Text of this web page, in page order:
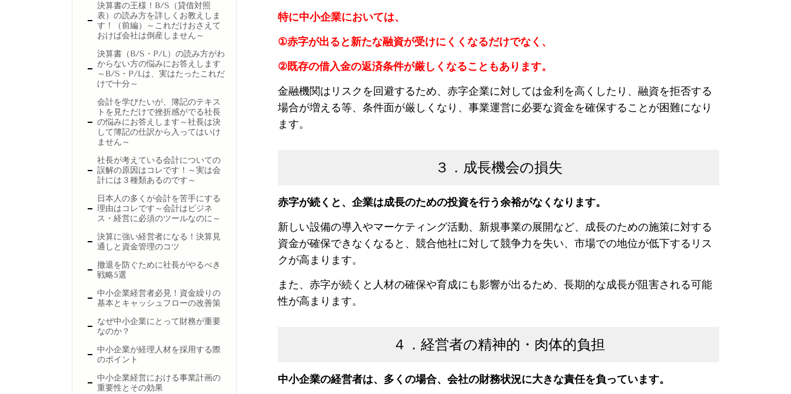
特に中小企業においては、
①赤字が出ると新たな融資が受けにくくなるだけでなく 、
②既存の借入金の返済条件が厳しくなることもあります。
金融機関はリスクを回避するため、赤字企業に対しては金利を高く したり 、 融資を拒否する
場合が増え る等、 条件面が厳しくなり、 事業運営に必要な資金を確保することが困難になり
ます。
３．成長機会の損失
赤字が続くと、企業は成長のための投資を行う余裕がなくなります。
新しい設備の導入やマーケティング活動、新規事業の展開など、成長のための施策に対する
資金が確保できなくなると、競合他社に対して競争力を失い、市場での地位が低下するリス
クが高まります。
また、赤字が続くと人材の確保や育成にも影響が出るため、長期的な成長が阻害される可能
性が高まります。
４．経営者の精神的・肉体的負担
中小企業の経営者は、多くの場合、会社の財務状況に大きな責任を負っています。
決算書の王様！B/S（貸借対照
表）の読み方を詳しくお教えしま
す！（前編）～これだけおさえて
おけば会社は倒産しません～
決算書（B/S・P/L）の読み方がわ
からない方の悩みにお答えします
～B/S・P/Lは、実はたったこれだ
けで十分～
会計を学びたいが、簿記のテキス
トを見ただけで挫折感がでる社長
の悩みにお答えします～社長は決
して簿記の仕訳から入ってはいけ
ません～
社長が考えている会計についての
誤解の原因はコレです！～実は会
計には３種類あるのです～
日本人の多くが会計を苦手にする
理由はコレです～会計はビジネ
ス・経営に必須のツールなのに～
決算に強い経営者になる！決算見
通しと資金管理のコツ
撤退を防ぐために社長がやるべき
戦略5選
中小企業経営者必見！資金繰りの
基本とキャッシュフローの改善策
なぜ中小企業にとって財務が重要
なのか？
中小企業が経理人材を採用する際
のポイント
中小企業経営における事業計画の
重要性とその効果